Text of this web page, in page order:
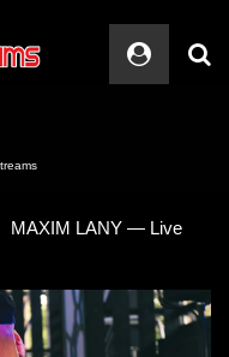
MAXIM LANY — Live